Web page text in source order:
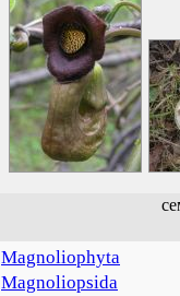
Magnoliophyta
Magnoliopsida